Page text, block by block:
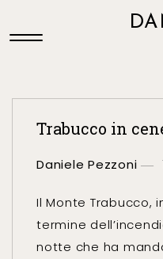
Trabucco in
Daniele Pezzoni
Il Monte Trabucco,
termine
notte che ha